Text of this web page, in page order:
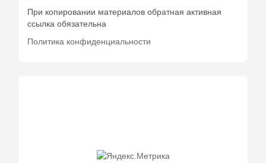
При копировании материалов обратная активная
ссылка обязательна
Политика конфиденциальности